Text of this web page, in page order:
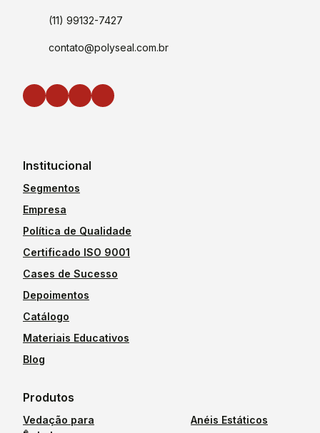
(11) 99132-7427
contato@polyseal.com.br
Institucional
Segmentos
Empresa
Política de Qualidade
Certificado ISO 9001
Cases de Sucesso
Depoimentos
Catálogo
Materiais Educativos
Blog
Produtos
Vedação para
Anéis Estáticos